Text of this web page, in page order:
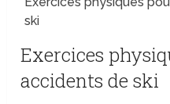
ski
Exercices
accidents de ski